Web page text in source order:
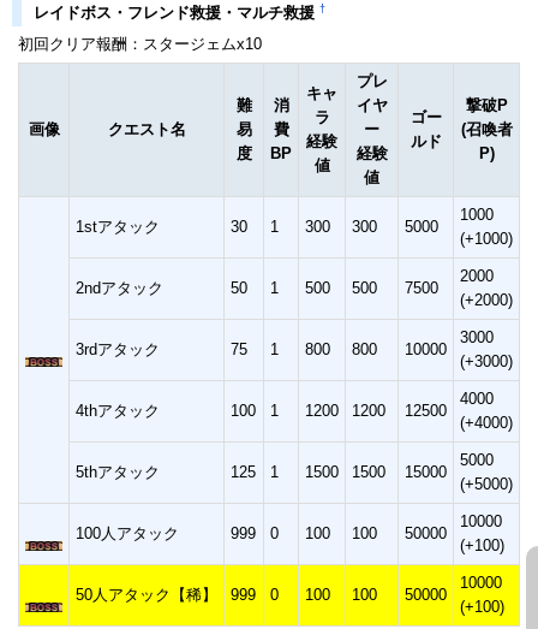
レイドボス・フレンド救援・マルチ救援 †
初回クリア報酬：スタージェムx10
画像 クエスト名
難
易
度
消
費
BP
キャ
ラ
経験
値
プレ
イヤ
ー
経験
値
ゴー
ルド
撃破P
(召喚者
P)
1stアタック 30 1 300 300 5000
1000
(+1000)
2ndアタック 50 1 500 500 7500
2000
(+2000)
3rdアタック 75 1 800 800 10000
3000
(+3000)
4thアタック 100 1 1200 1200 12500
4000
(+4000)
5thアタック 125 1 1500 1500 15000
5000
(+5000)
100人アタック 999 0 100 100 50000
10000
(+100)
50人アタック【稀】 999 0 100 100 50000
10000
(+100)